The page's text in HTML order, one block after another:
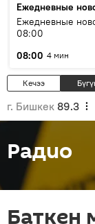
Ежедневные
Ежедневные
08:00
08:00 4 мин
Кечээ
г. Бишкек 89.3
Радио
Баткен